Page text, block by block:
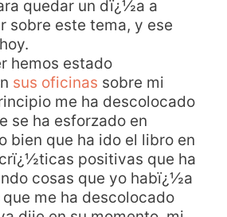
quedar un dï¿½a a
sobre este tema, y ese
hemos estado
sus oficinas sobre mi
me ha descolocado
se ha esforzado en
bien que ha ido el libro en
positivas que ha
cosas que yo habï¿½a
me ha descolocado